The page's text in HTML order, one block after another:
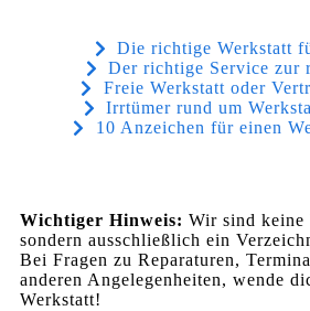
Die richtige Werkstatt
Der richtige Service zur
Freie Werkstatt oder
Irrtümer rund um
10 Anzeichen für einen
Wichtiger Hinweis: Wir sind keine
sondern ausschließlich ein
Bei Fragen zu Reparaturen,
anderen Angelegenheiten, wende
Werkstatt!